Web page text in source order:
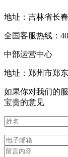
地址：吉林省长
全国客服热线：
中部运营中心
地址：郑州市郑
如果你对我们的
宝贵的意见